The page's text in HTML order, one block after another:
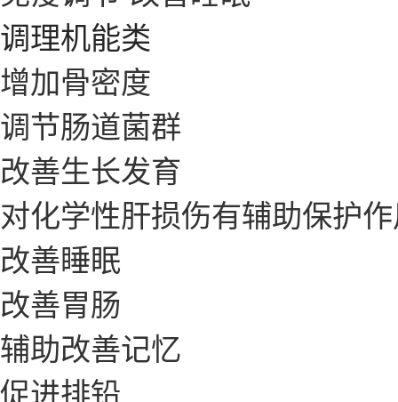
调理机能类
增加骨密度
调节肠道菌群
改善生长发育
对化学性肝损伤有辅助保护
改善睡眠
改善胃肠
辅助改善记忆
促进排铅